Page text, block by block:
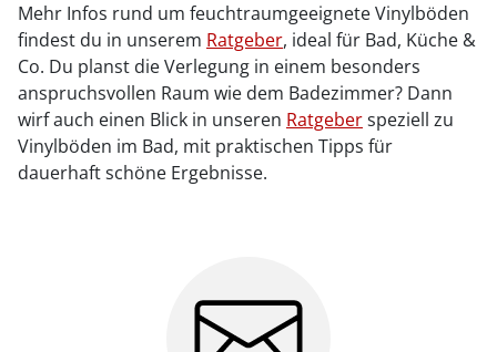
Mehr Infos rund um feuchtraumgeeignete Vinylböden
findest du in unserem Ratgeber, ideal für Bad, Küche &
Co. Du planst die Verlegung in einem besonders
anspruchsvollen Raum wie dem Badezimmer? Dann
wirf auch einen Blick in unseren Ratgeberspeziell zu
Vinylböden im Bad, mit praktischen Tipps für
dauerhaft schöne Ergebnisse.